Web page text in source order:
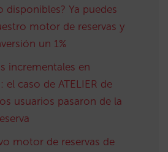
disponibles? Ya puedes
motor de reservas y
un 1%
incrementales en
el caso de ATELIER de
usuarios pasaron de la
motor de reservas de